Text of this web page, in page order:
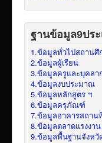
ฐานข้อมูล9ประ
1.ข้อมูลทั่วไปสถานศึ
2.ข้อมูลผู้เรียน
3.ข้อมูลครูและบุคลา
4.ข้อมูลงบประมาณ
5.ข้อมูลหลักสูตร ฯ
6.ข้อมูลครุภัณฑ์
7.ข้อมูลอาคารสถาน
8.ข้อมูลตลาดแรงงาน
9.ข้อมูลพื้นฐานจังห